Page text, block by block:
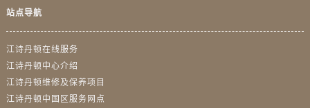
站点导航
江诗丹顿在线服务
江诗丹顿中心介绍
江诗丹顿维修及保养项目
江诗丹顿中国区服务网点